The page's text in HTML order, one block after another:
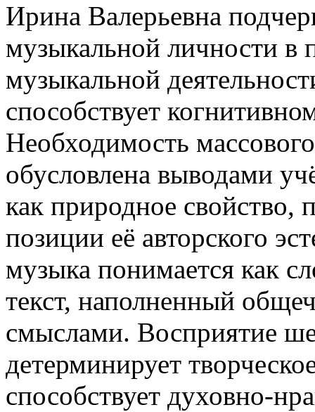
Ирина Валерьевна
музыкальной личности в
музыкальной
способствует
Необходимость
обусловлена выводами
как природное
позиции её авторского
музыка понимается как
текст, наполненный
смыслами. Восприятие
детерминирует
способствует духовно-